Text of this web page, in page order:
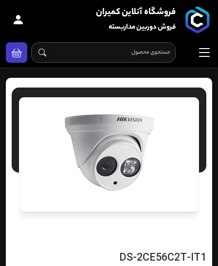
فروشگاه آنلاین کمیران
فروش دوربین مداربسته
DS-2CE56C2T-IT1